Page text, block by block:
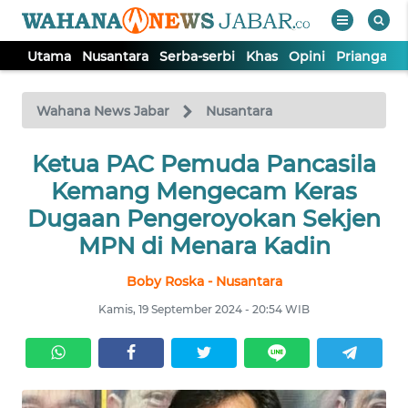
Utama Nusantara Serba-serbi Khas Opini Priangan
Wahana News Jabar Nusantara
Ketua PAC Pemuda Pancasila
Kemang Mengecam Keras
Dugaan Pengeroyokan Sekjen
MPN di Menara Kadin
Boby Roska - Nusantara
Kamis, 19 September 2024 - 20:54 WIB
TV
Tutup
UTAMA
NUSANTARA
KHAS
OPINI